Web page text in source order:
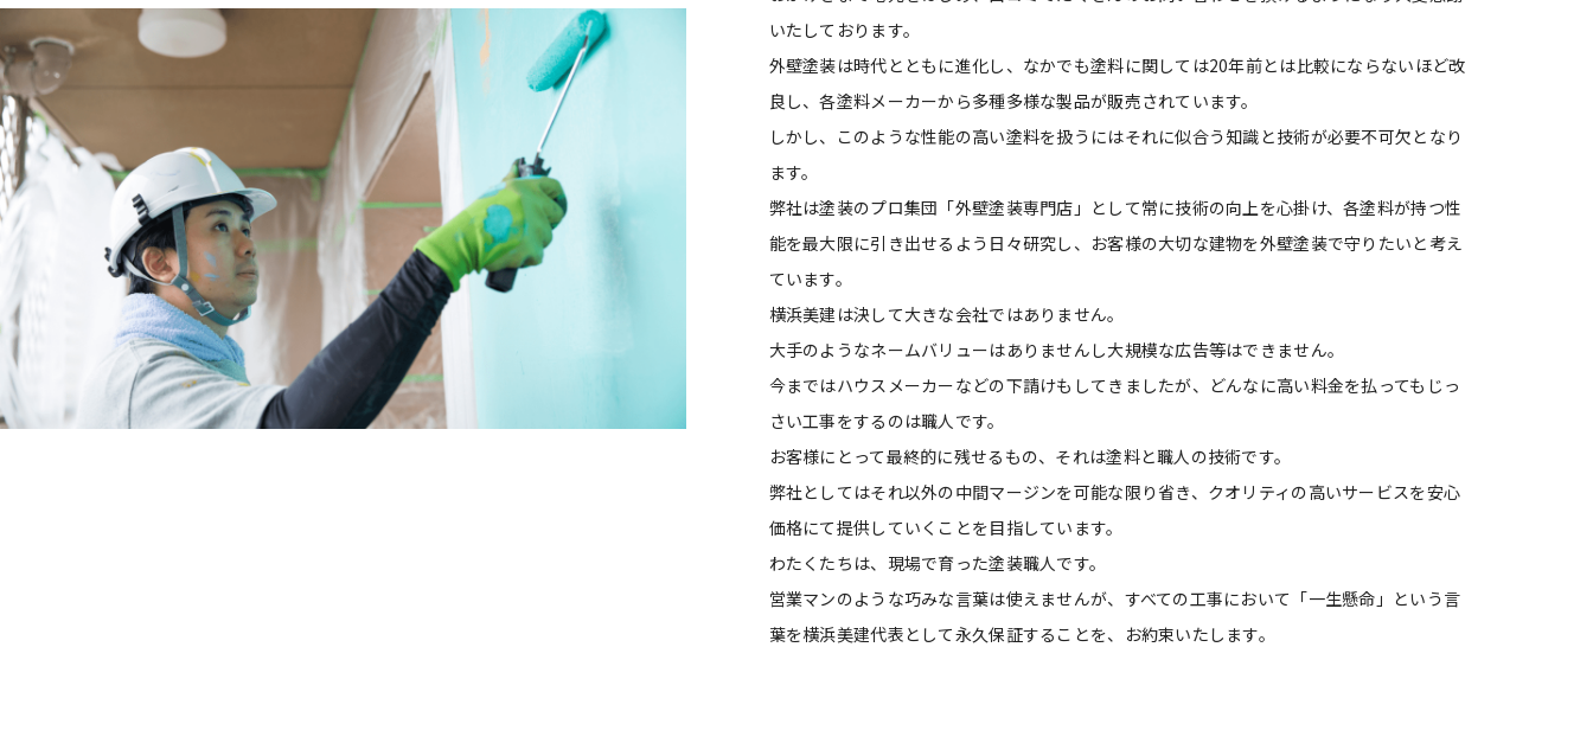
いたしております。
外壁塗装は時代とともに進化し、なかでも塗料に関しては20年前とは比較にならないほど改
良し、各塗料メーカーから多種多様な製品が販売されています。
しかし、このような性能の高い塗料を扱うにはそれに似合う知識と技術が必要不可欠となり
ます。
弊社は塗装のプロ集団「外壁塗装専門店」として常に技術の向上を心掛け、各塗料が持つ性
能を最大限に引き出せるよう日々研究し、お客様の大切な建物を外壁塗装で守りたいと考え
ています。
横浜美建は決して大きな会社ではありません。
大手のようなネームバリューはありませんし大規模な広告等はできません。
今まではハウスメーカーなどの下請けもしてきましたが、どんなに高い料金を払ってもじっ
さい工事をするのは職人です。
お客様にとって最終的に残せるもの、それは塗料と職人の技術です。
弊社としてはそれ以外の中間マージンを可能な限り省き、クオリティの高いサービスを安心
価格にて提供していくことを目指しています。
わたくたちは、現場で育った塗装職人です。
営業マンのような巧みな言葉は使えませんが、すべての工事において「一生懸命」という言
葉を横浜美建代表として永久保証することを、お約束いたします。